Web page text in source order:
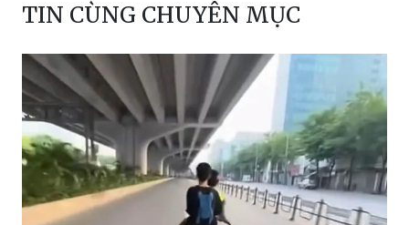
TIN CÙNG CHUYÊN MỤC